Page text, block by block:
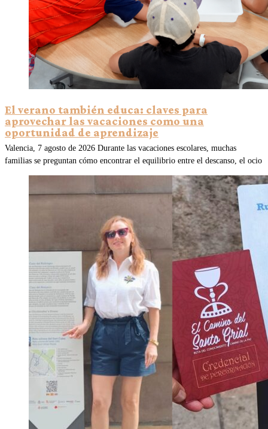
El verano también educa: claves para
aprovechar las vacaciones como una
oportunidad de aprendizaje
Valencia, 7 agosto de 2026 Durante las vacaciones escolares, muchas
familias se preguntan cómo encontrar el equilibrio entre el descanso, el ocio